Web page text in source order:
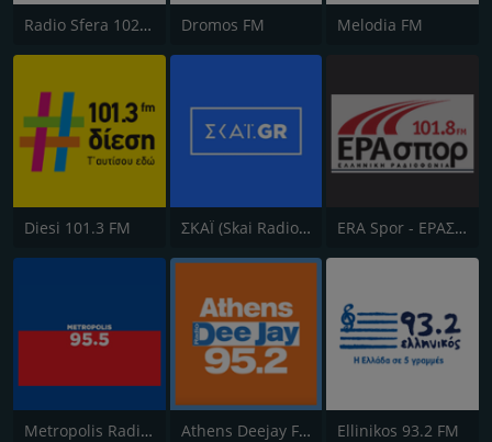
Radio Sfera 102.2 FM Dromos FM Melodia FM
Diesi 101.3 FM ΣΚΑΪ (Skai Radio 100.3) ERA Spor - ΕΡΑΣΠΟΡ
Metropolis Radio 95.5 FM Athens Deejay FM Ellinikos 93.2 FM